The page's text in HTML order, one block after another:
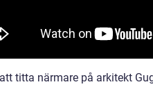
titta närmare på arkitekt